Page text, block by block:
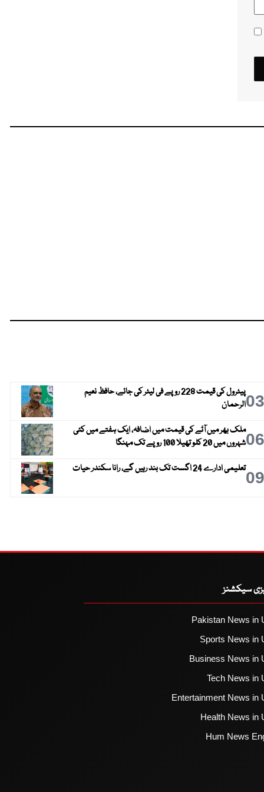
03
پیٹرول کی قیمت 228 روپے فی لیٹر کی جائے، حافظ نعیم
الرحمان
06ملک بھر میں آٹے کی قیمت میں اضافہ، ایک ہفتے میں کئی
شہروں میں 20 کلو تھیلا 100 روپے تک مہنگا
09تعلیمی ادارے 24 اگست تک بند رہیں گے، رانا سکندر حیات
سیکشنز
Pakistan News in
Sports News in
Business News in
Tech News in
Entertainment News in
Health News in
Hum News